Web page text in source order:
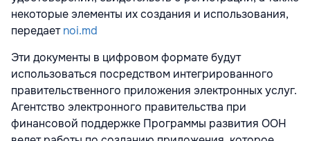
некоторые элементы их создания и использования,
передаетnoi.md
Эти документы в цифровом формате будут
использоваться посредством интегрированного
правительственного приложения электронных услуг.
Агентство электронного правительства при
финансовой поддержке Программы развития ООН